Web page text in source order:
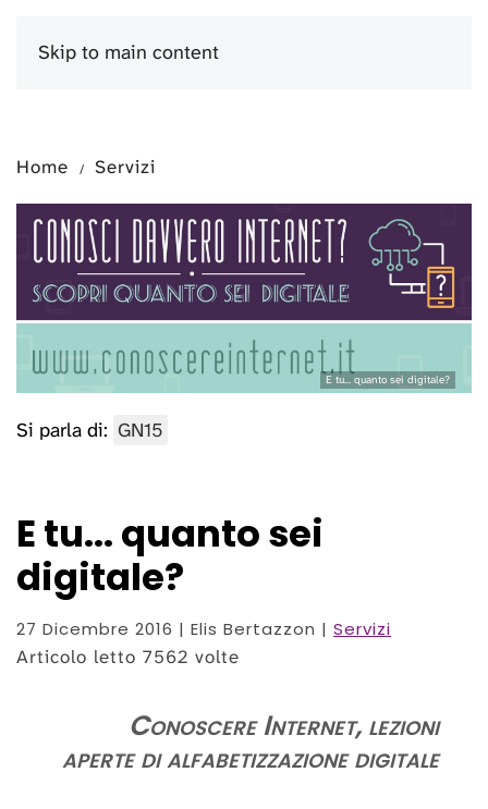
Skip to main content
Home Servizi
E tu... quanto sei digitale?
Si parla di: GN15
E tu... quanto sei
digitale?
27 Dicembre 2016 | Elis Bertazzon | Servizi
Articolo letto 7562 volte
Conoscere Internet, lezioni
aperte di alfabetizzazione digitale